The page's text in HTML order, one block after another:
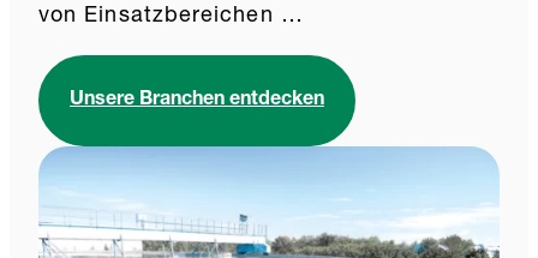
von Einsatzbereichen …
Unsere Branchen entdecken